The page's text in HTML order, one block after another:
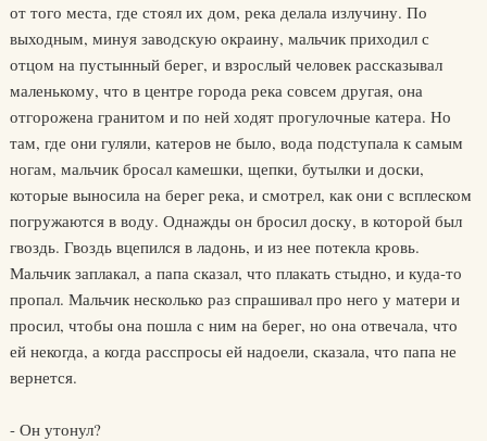
от того места, где стоял их дом, река делала излучину. По
выходным, минуя заводскую окраину, мальчик приходил с
отцом на пустынный берег, и взрослый человек рассказывал
маленькому, что в центре города река совсем другая, она
отгорожена гранитом и по ней ходят прогулочные катера. Но
там, где они гуляли, катеров не было, вода подступала к самым
ногам, мальчик бросал камешки, щепки, бутылки и доски,
которые выносила на берег река, и смотрел, как они с всплеском
погружаются в воду. Однажды он бросил доску, в которой был
гвоздь. Гвоздь вцепился в ладонь, и из нее потекла кровь.
Мальчик заплакал, а папа сказал, что плакать стыдно, и куда-то
пропал. Мальчик несколько раз спрашивал про него у матери и
просил, чтобы она пошла с ним на берег, но она отвечала, что
ей некогда, а когда расспросы ей надоели, сказала, что папа не
вернется.
- Он утонул?